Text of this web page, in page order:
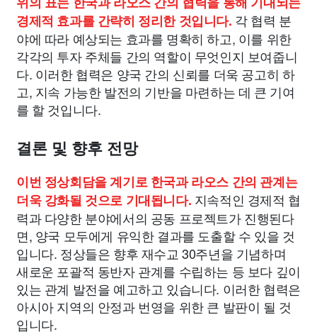
경제적 효과를 간략히 정리한 것입니다. 각 협력 분
야에 따라 예상되는 효과를 명확히 하고, 이를 위한
각각의 투자 주체들 간의 역할이 무엇인지 보여줍니
다. 이러한 협력은 양국 간의 신뢰를 더욱 공고히 하
고, 지속 가능한 발전의 기반을 마련하는 데 큰 기여
를 할 것입니다.
결론 및 향후 전망
이번 정상회담을 계기로 한국과 라오스 간의 관계는
더욱 강화될 것으로 기대됩니다. 지속적인 경제적 협
력과 다양한 분야에서의 공동 프로젝트가 진행된다
면, 양국 모두에게 유익한 결과를 도출할 수 있을 것
입니다. 정상들은 향후 재수교 30주년을 기념하며
새로운 포괄적 동반자 관계를 수립하는 등 보다 깊이
있는 관계 발전을 예고하고 있습니다. 이러한 협력은
아시아 지역의 안정과 번영을 위한 큰 발판이 될 것
입니다.